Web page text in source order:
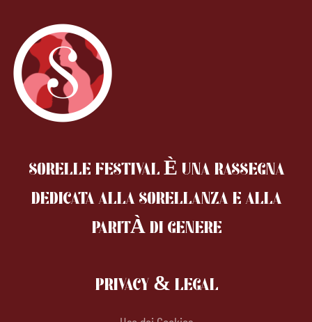
SORELLE FESTIVAL È UNA RASSEGNA
DEDICATA ALLA SORELLANZAE ALLA
PARITÀ DI GENERE
PRIVACY & LEGAL